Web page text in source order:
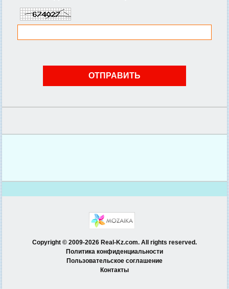
Copyright © 2009-2026 Real-Kz.com. All rights reserved.
Политика конфиденциальности
Пользовательское соглашение
Контакты